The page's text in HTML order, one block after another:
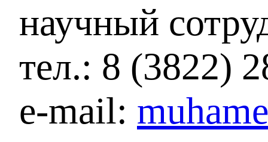
научный
тел.: 8 (3822)
e-mail: